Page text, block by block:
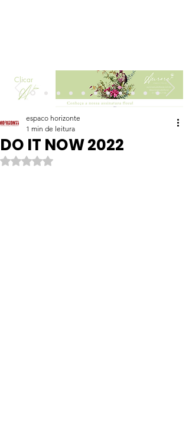
Clicar
DO IT NOW 2022
espaco horizonte
1 min de leitura
Avaliado com NaN de 5 estrelas.